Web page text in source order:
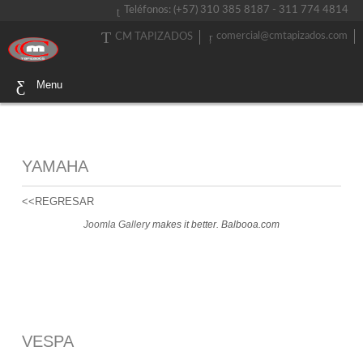
Teléfonos: (+57) 310 385 8187 - 311 774 4814
comercial@cmtapizados.com
CM TAPIZADOS
Menu
YAMAHA
<<REGRESAR
Joomla Gallerymakes it better. Balbooa.com
VESPA